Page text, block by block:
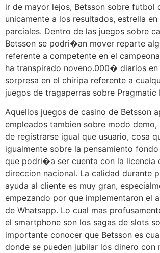
ir de mayor lejos, Betsson sobre futbol
unicamente a los resultados, estrella
parciales. Dentro de las juegos sobre
Betsson se podri�an mover reparte
referente a competente en el
ha transpirado noveno.000� diarios en
sorpresa en el chiripa referente a
juegos de tragaperras sobre Pragmatic
Aquellos juegos de casino de Betsson
empleados tambien sobre modo demo,
de registrarse igual que usuario, cosa
igualmente sobre la pensamiento
que podri�a ser cuenta con la licencia
direccion nacional. La calidad durante
ayuda al cliente es muy gran,
empezando por que implementaron el
de Whatsapp. Lo cual mas
el smartphone son los sagas de slots
importante conocer que Betsson es
donde se pueden jubilar los dinero con